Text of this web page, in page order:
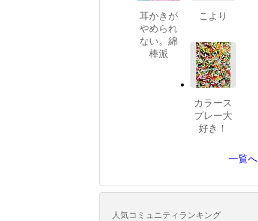
耳かきが
やめられ
ない。綿
棒派
こより
カラース
プレー大
好き！
一覧へ
人気コミュニティランキング